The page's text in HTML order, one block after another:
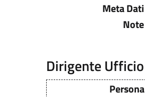
Meta Dati
Note
Dirigente Ufficio
Persona